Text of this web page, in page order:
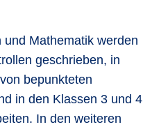
Mathematik werden
geschrieben, in
bepunkteten
in den Klassen 3 und 4
In den weiteren